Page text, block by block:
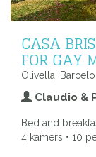
CASA
FOR GAY
Olivella,
Claudio &
Bed and
4 kamers • 10